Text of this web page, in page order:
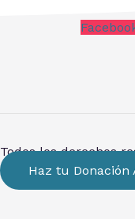
Todos los derechos
Haz tu Donación